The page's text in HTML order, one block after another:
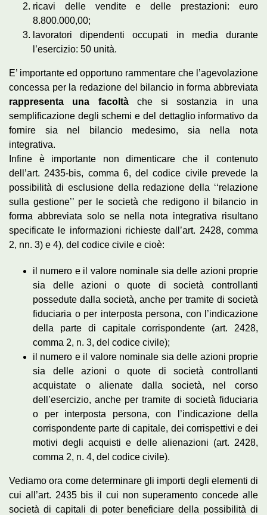
ricavi delle vendite e delle prestazioni: euro
8.800.000,00;
lavoratori dipendenti occupati in media durante
l’esercizio: 50 unità.
E’ importante ed opportuno rammentare che l’agevolazione
concessa per la redazione del bilancio in forma abbreviata
rappresenta una facoltàche si sostanzia in una
semplificazione degli schemi e del dettaglio informativo da
fornire sia nel bilancio medesimo, sia nella nota
integrativa.
Infine è importante non dimenticare che il contenuto
dell’art. 2435-bis, comma 6, del codice civile prevede la
possibilità di esclusione della redazione della ‘‘relazione
sulla gestione’’ per le società che redigono il bilancio in
forma abbreviata solo se nella nota integrativa risultano
specificate le informazioni richieste dall’art. 2428, comma
2, nn. 3) e 4), del codice civile e cioè:
il numero e il valore nominale sia delle azioni proprie
sia delle azioni o quote di società controllanti
possedute dalla società, anche per tramite di società
fiduciaria o per interposta persona, con l’indicazione
della parte di capitale corrispondente (art. 2428,
comma 2, n. 3, del codice civile);
il numero e il valore nominale sia delle azioni proprie
sia delle azioni o quote di società controllanti
acquistate o alienate dalla società, nel corso
dell’esercizio, anche per tramite di società fiduciaria
o per interposta persona, con l’indicazione della
corrispondente parte di capitale, dei corrispettivi e dei
motivi degli acquisti e delle alienazioni (art. 2428,
comma 2, n. 4, del codice civile).
Vediamo ora come determinare gli importi degli elementi di
cui all’art. 2435 bis il cui non superamento concede alle
società di capitali di poter beneficiare della possibilità di